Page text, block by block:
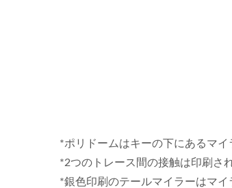
*ポリドームはキーの下にあるマイ
*2つのトレース間の接触は印刷さ
*銀色印刷のテールマイラーはマイ